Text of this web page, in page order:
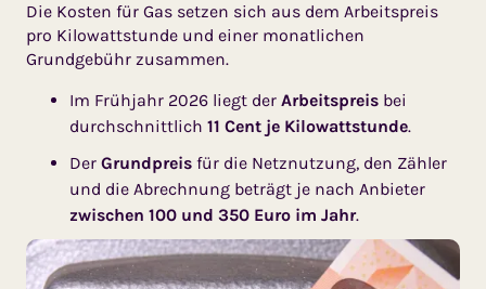
Die Kosten für Gas setzen sich aus dem Arbeitspreis
pro Kilowattstunde und einer monatlichen
Grundgebühr zusammen.
Im Frühjahr 2026 liegt der Arbeitspreis bei
durch­schnitt­lich 11 Cent je Kilowattstunde.
Der Grundpreis für die Netz­nutzung, den Zähler
und die Abrechnung beträgt je nach Anbieter
zwischen 100 und 350 Euro im Jahr.